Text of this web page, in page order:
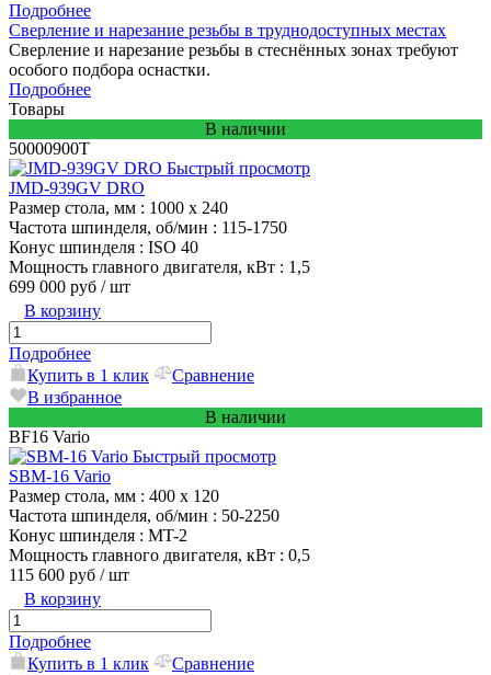
Подробнее
Сверление и нарезание резьбы в труднодоступных местах
Сверление и нарезание резьбы в стеснённых зонах требуют
особого подбора оснастки.
Подробнее
Товары
В наличии
50000900T
Быстрый просмотр
JMD-939GV DRO
Размер стола, мм : 1000 х 240
Частота шпинделя, об/мин : 115-1750
Конус шпинделя : ISO 40
Мощность главного двигателя, кВт : 1,5
699 000 руб / шт
В корзину
Подробнее
Купить в 1 клик
Сравнение
В избранное
В наличии
BF16 Vario
Быстрый просмотр
SBM-16 Vario
Размер стола, мм : 400 x 120
Частота шпинделя, об/мин : 50-2250
Конус шпинделя : MT-2
Мощность главного двигателя, кВт : 0,5
115 600 руб / шт
В корзину
Подробнее
Купить в 1 клик
Сравнение